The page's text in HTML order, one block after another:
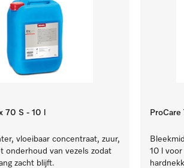
70 S - 10 l
vloeibaar concentraat, zuur,
onderhoud van vezels zodat
zacht blijft.
ProCare
10 l